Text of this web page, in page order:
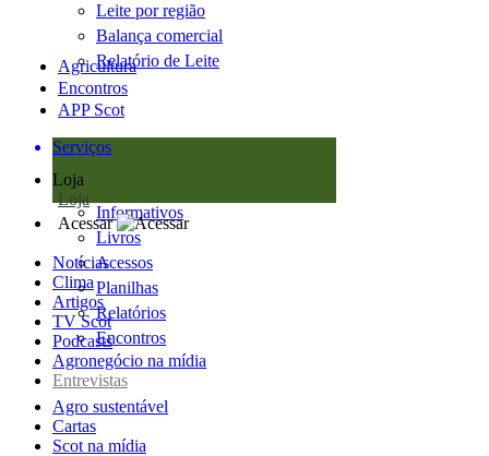
Leite por região
Balança comercial
Relatório de Leite
Agricultura
Encontros
APP Scot
Serviços
Loja
Loja
Informativos
Livros
Acessos
Planilhas
Relatórios
Encontros
Acessar
Notícias
Clima
Artigos
TV Scot
Podcasts
Agronegócio na mídia
Entrevistas
Agro sustentável
Cartas
Scot na mídia